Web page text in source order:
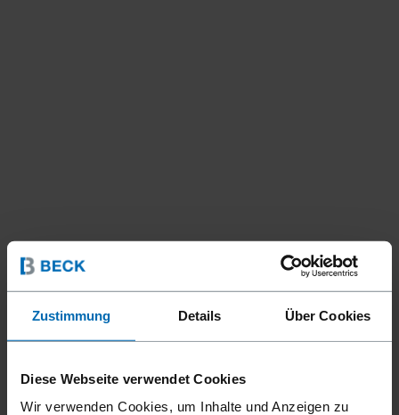
Zustimmung Details Über Cookies
Diese Webseite verwendet Cookies
Wir verwenden Cookies, um Inhalte und Anzeigen zu